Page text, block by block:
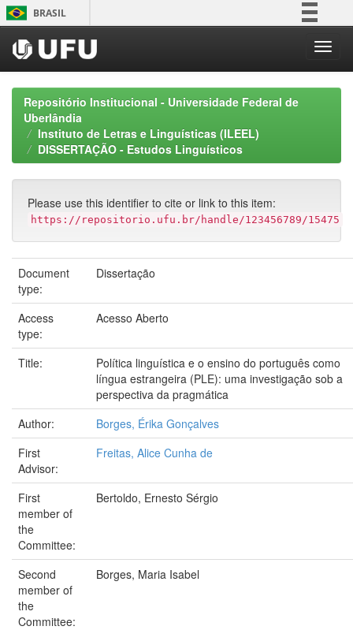
Skip
navigation
BRASIL
Participe
Acesso à informação
Legislação
Canais
Repositório Institucional - Universidade Federal de
Uberlândia
Instituto de Letras e Linguísticas (ILEEL)
DISSERTAÇÃO - Estudos Linguísticos
Please use this identifier to cite or link to this item:
https://repositorio.ufu.br/handle/123456789/15475
Document
type:
Dissertação
Access
type:
Acesso Aberto
Title:
Política linguística e o ensino do português como
língua estrangeira (PLE): uma investigação sob a
perspectiva da pragmática
Author:
Borges, Érika Gonçalves
First
Advisor:
Freitas, Alice Cunha de
First
member of
the
Committee:
Bertoldo, Ernesto Sérgio
Second
member of
the
Committee:
Borges, Maria Isabel